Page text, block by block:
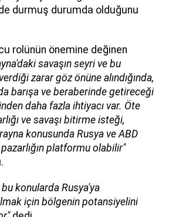
durmuş durumda olduğunu
rolünün önemine değinen
savaşın seyri ve bu
zarar göz önüne alındığında,
barışa ve beraberinde getireceği
daha fazla ihtiyacı var. Öte
ve savaşı bitirme isteği,
konusunda Rusya ve ABD
platformu olabilir"
bu konularda Rusya'ya
için bölgenin potansiyelini